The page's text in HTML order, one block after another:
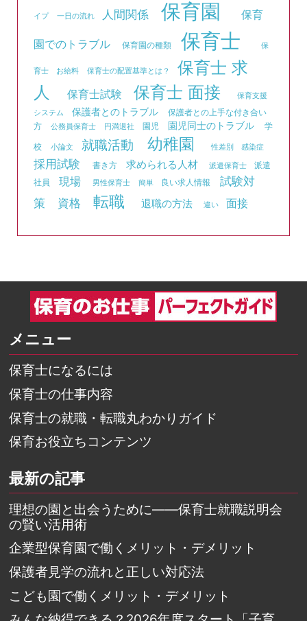
イプ 一日の流れ 人間関係 保育園 保育
園でのトラブル 保育園の種類 保育士 保
育士 お給料 保育士の配置基準とは？
保育士 求
人
保育士試験 保育士 面接
保育支援
システム
保護者とのトラブル
保護者との上手な付き合い
方
公務員保育士 円満退社 園児 園児同士のトラブル
学
校
小論文 就職活動 幼稚園 性差別 感染症
採用試験 書き方 求められる人材 派遣保育士
派遣
社員
現場 男性保育士 簡単 良い求人情報
試験対
策
資格 転職 退職の方法 違い 面接
メニュー
保育士になるには
保育士の仕事内容
保育士の就職・転職丸わかりガイド
保育お役立ちコンテンツ
最新の記事
理想の園と出会うために――保育士就職説明会
の賢い活用術
企業型保育園で働くメリット・デメリット
保護者見学の流れと正しい対応法
こども園で働くメリット・デメリット